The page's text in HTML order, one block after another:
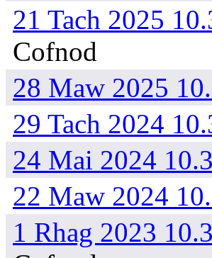
21 Tach 2025
Cofnod
28 Maw 2025
29 Tach 2024
24 Mai 2024
22 Maw 2024
1 Rhag 2023